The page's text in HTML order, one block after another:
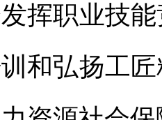
挥职业技
和弘扬工